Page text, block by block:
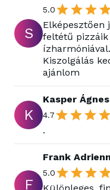
S
5.0
Elképesztően
feltétű pizzáik
Kiszolgálás
ajánlom
K
Kasper Ágnes
4.7
.
F
Frank Adrienn
5.0